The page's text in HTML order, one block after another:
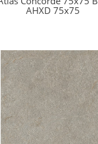
AHXD 75x75